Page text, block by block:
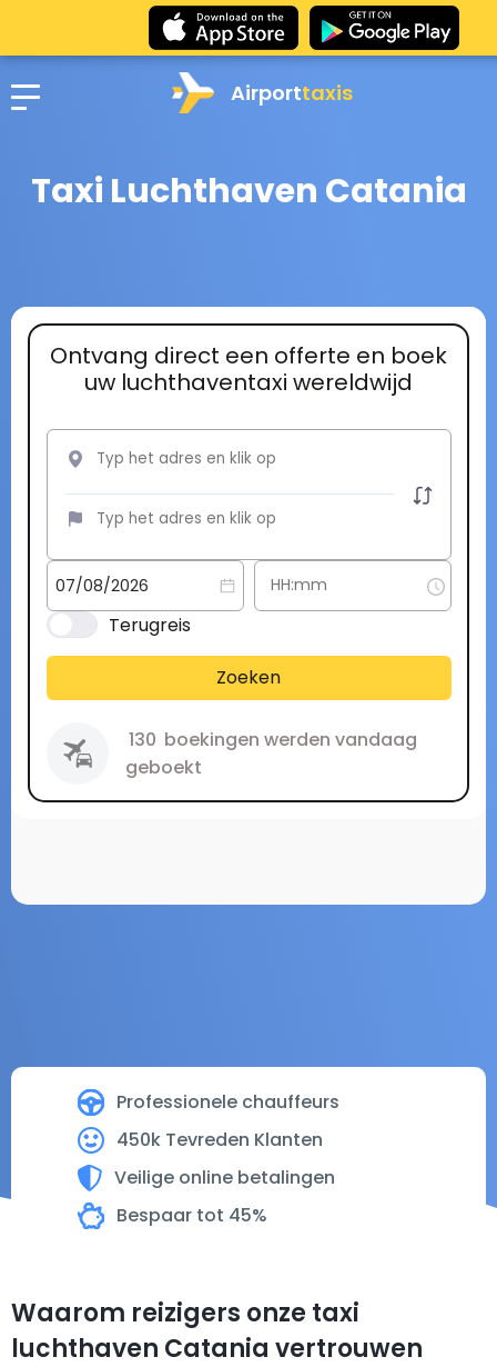
Airporttaxis
Taxi Luchthaven Catania
Professionele chauffeurs
450k Tevreden Klanten
Veilige online betalingen
Bespaar tot 45%
Ontvang direct een offerte en boek
uw luchthaventaxi wereldwijd
Terugreis
Zoeken
130 boekingen werden vandaag
geboekt
Waarom reizigers onze taxi
luchthaven Catania vertrouwen